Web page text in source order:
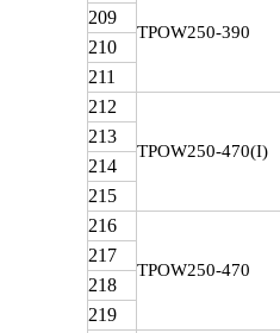
TPOW250-390
209
210
211
212
TPOW250-470(I)
213
214
215
216
TPOW250-470
217
218
219